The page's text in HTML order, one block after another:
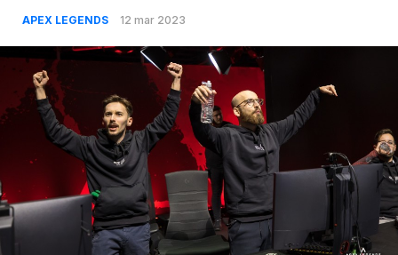
APEX LEGENDS 12 mar 2023